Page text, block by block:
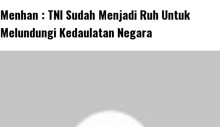
Menhan : TNI Sudah Menjadi Ruh Untuk
Melundungi Kedaulatan Negara